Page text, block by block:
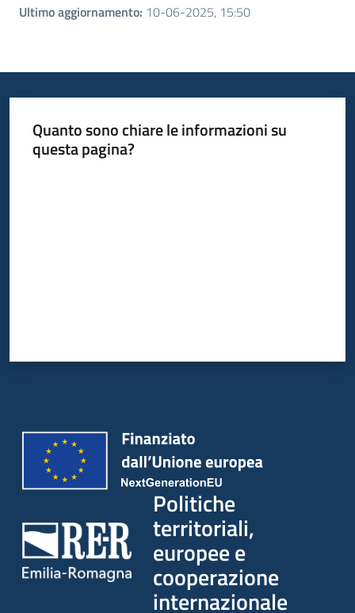
Ultimo aggiornamento: 10-06-2025, 15:50
Quanto sono chiare le informazioni su
questa pagina?
Politiche
territoriali,
europee e
cooperazione
internazionale